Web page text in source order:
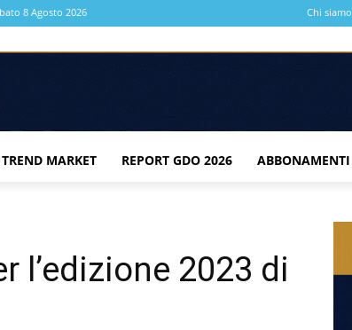
8 Agosto 2026 Chi siamo
TREND MARKET REPORT GDO 2026 ABBONAMENTI
l’edizione 2023 di